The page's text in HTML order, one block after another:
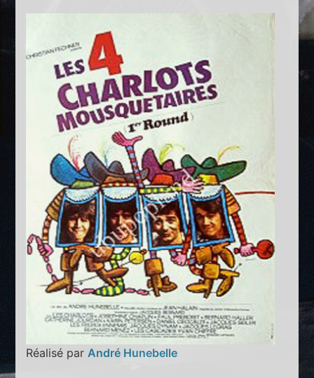
Réalisé par André Hunebelle